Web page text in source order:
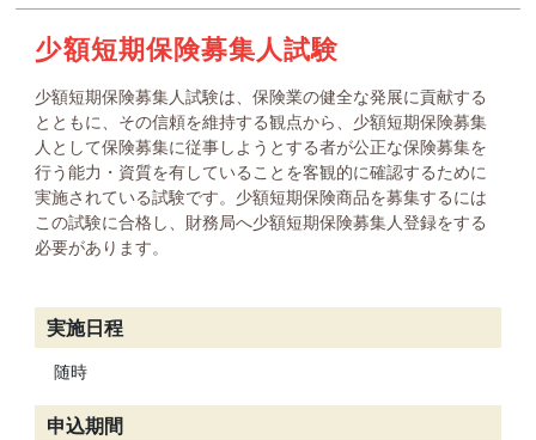
少額短期保険募集人試験
少額短期保険募集人試験は、保険業の健全な発展に貢献する
とともに、その信頼を維持する観点から、少額短期保険募集
人として保険募集に従事しようとする者が公正な保険募集を
行う能力・資質を有していることを客観的に確認するために
実施されている試験です。少額短期保険商品を募集するには
この試験に合格し、財務局へ少額短期保険募集人登録をする
必要があります。
実施日程
随時
申込期間